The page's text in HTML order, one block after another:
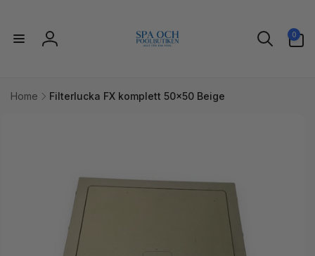
innehåll
Logga
0
artiklar
Home
Filterlucka FX komplett 50x50 Beige